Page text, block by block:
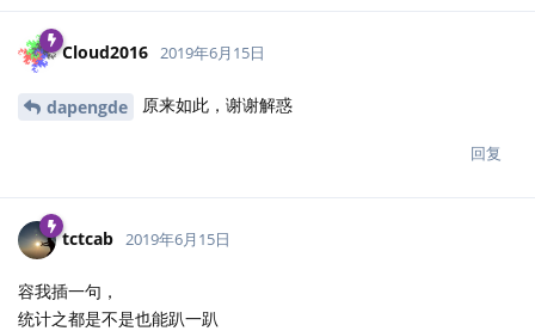
Cloud2016 2019年6月15日
dapengde 原来如此，谢谢解惑
回复
tctcab 2019年6月15日
容我插一句，
统计之都是不是也能趴一趴